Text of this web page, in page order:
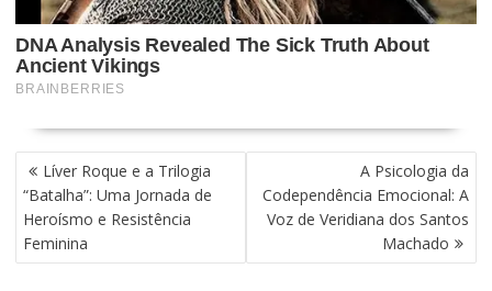
N
A
V
G
Líver Roque e a Trilogia
“Batalha”: Uma Jornada de
Heroísmo e Resistência
Feminina
A Psicologia da
Codependência Emocional: A
Voz de Veridiana dos Santos
Machado